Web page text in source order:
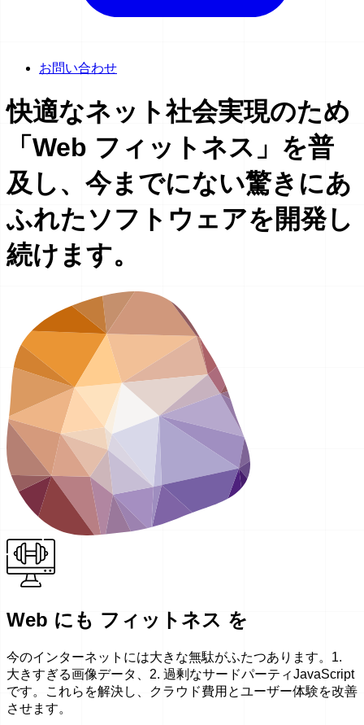
お問い合わせ
快適なネット社会実現のため
「Web フィットネス」を普
及し、 今までにない驚きにあ
ふれたソフトウェアを開発し
続けます。
Web にも フィットネス を
今のインターネットには大きな無駄がふたつあります。1.
大きすぎる画像データ、2. 過剰なサードパーティJavaScript
です。これらを解決し、クラウド費用とユーザー体験を改善
させます。